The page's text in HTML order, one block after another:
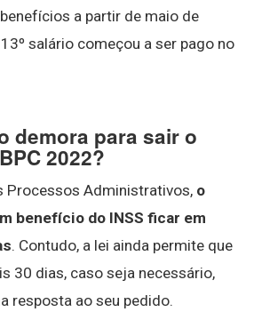
a partir de maio de
salário começou a ser pago no
demora para sair o
2022?
Processos Administrativos, o
benefício do INSS ficar em
. Contudo, a lei ainda permite que
30 dias, caso seja necessário,
resposta ao seu pedido.